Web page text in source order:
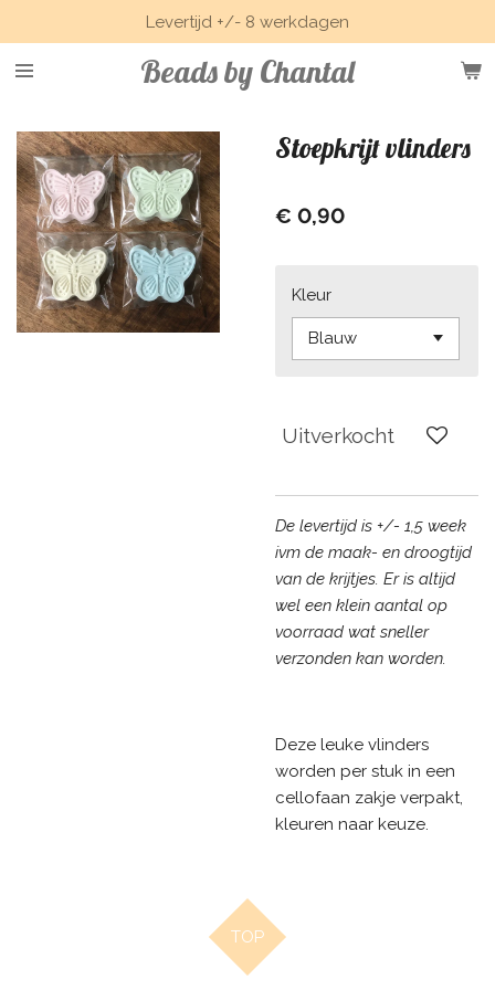
direct
naar
hoofdinhoud
Beads by Chantal
Levertijd +/- 8 werkdagen
Stoepkrijt vlinders
€ 0,90
Kleur
Uitverkocht
De levertijd is +/- 1,5 week
ivm de maak- en droogtijd
van de krijtjes. Er is altijd
wel een klein aantal op
voorraad wat sneller
verzonden kan worden.
Deze leuke vlinders
worden per stuk in een
cellofaan zakje verpakt,
kleuren naar keuze.
TOP